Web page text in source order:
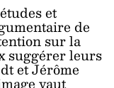
et
de
sur la
suggérer leurs
et Jérôme
vaut